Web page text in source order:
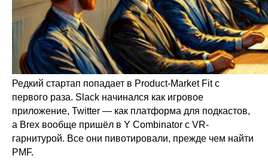
Редкий стартап попадает в Product-Market Fit с
первого раза. Slack начинался как игровое
приложение, Twitter — как платформа для подкастов,
а Brex вообще пришёл в Y Combinator с VR-
гарнитурой. Все они пивотировали, прежде чем найти
PMF.